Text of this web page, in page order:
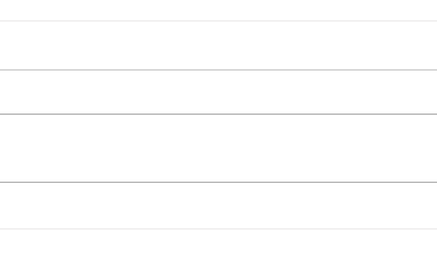
עלייה לרגל